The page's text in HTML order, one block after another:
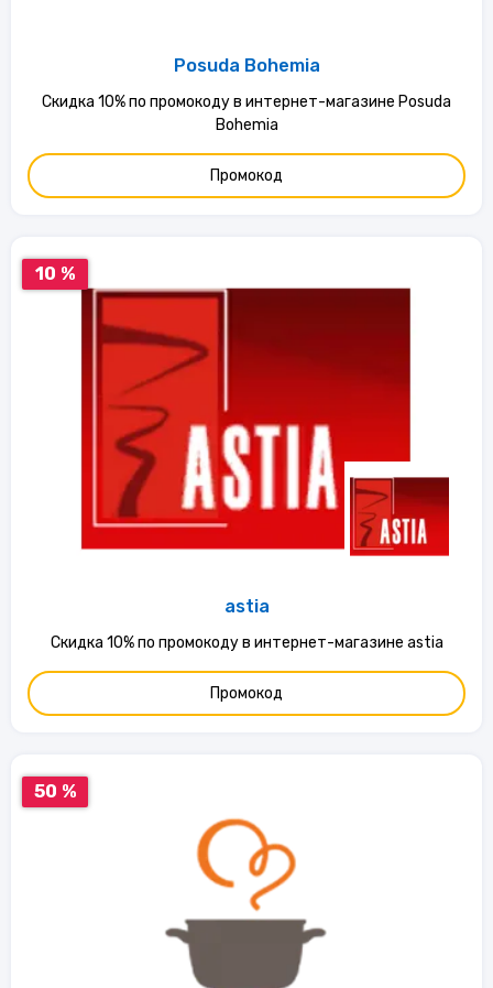
Posuda Bohemia
Скидка 10% по промокоду в интернет-магазине Posuda
Bohemia
Промокод
10 %
astia
Скидка 10% по промокоду в интернет-магазине astia
Промокод
50 %